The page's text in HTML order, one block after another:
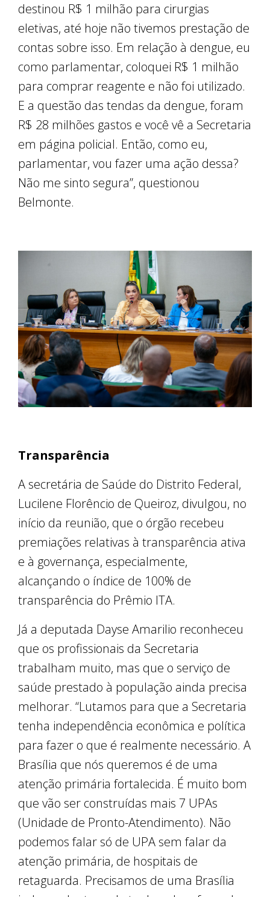
destinou R$ 1 milhão para cirurgias
eletivas, até hoje não tivemos prestação de
contas sobre isso. Em relação à dengue, eu
como parlamentar, coloquei R$ 1 milhão
para comprar reagente e não foi utilizado.
E a questão das tendas da dengue, foram
R$ 28 milhões gastos e você vê a Secretaria
em página policial. Então, como eu,
parlamentar, vou fazer uma ação dessa?
Não me sinto segura”, questionou
Belmonte.
Transparência
A secretária de Saúde do Distrito Federal,
Lucilene Florêncio de Queiroz, divulgou, no
início da reunião, que o órgão recebeu
premiações relativas à transparência ativa
e à governança, especialmente,
alcançando o índice de 100% de
transparência do Prêmio ITA.
Já a deputada Dayse Amarilio reconheceu
que os profissionais da Secretaria
trabalham muito, mas que o serviço de
saúde prestado à população ainda precisa
melhorar. “Lutamos para que a Secretaria
tenha independência econômica e política
para fazer o que é realmente necessário. A
Brasília que nós queremos é de uma
atenção primária fortalecida. É muito bom
que vão ser construídas mais 7 UPAs
(Unidade de Pronto-Atendimento). Não
podemos falar só de UPA sem falar da
atenção primária, de hospitais de
retaguarda. Precisamos de uma Brasília